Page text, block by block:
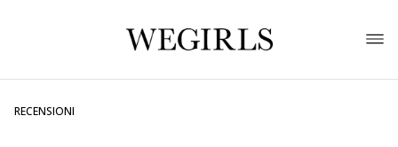
RECENSIONI